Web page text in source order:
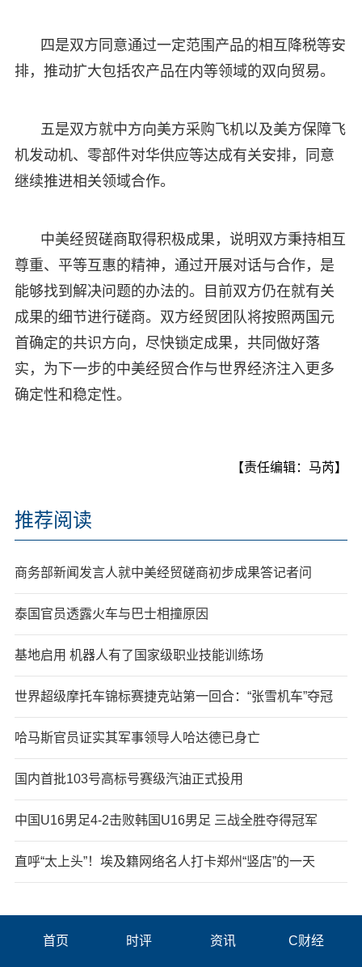
四是双方同意通过一定范围产品的相互降税等安
排，推动扩大包括农产品在内等领域的双向贸易。
五是双方就中方向美方采购飞机以及美方保障飞
机发动机、零部件对华供应等达成有关安排，同意
继续推进相关领域合作。
中美经贸磋商取得积极成果，说明双方秉持相互
尊重、平等互惠的精神，通过开展对话与合作，是
能够找到解决问题的办法的。目前双方仍在就有关
成果的细节进行磋商。双方经贸团队将按照两国元
首确定的共识方向，尽快锁定成果，共同做好落
实，为下一步的中美经贸合作与世界经济注入更多
确定性和稳定性。
【责任编辑：马芮】
推荐阅读
商务部新闻发言人就中美经贸磋商初步成果答记者问
泰国官员透露火车与巴士相撞原因
基地启用 机器人有了国家级职业技能训练场
世界超级摩托车锦标赛捷克站第一回合：“张雪机车”夺冠
哈马斯官员证实其军事领导人哈达德已身亡
国内首批103号高标号赛级汽油正式投用
中国U16男足4-2击败韩国U16男足 三战全胜夺得冠军
直呼“太上头”！埃及籍网络名人打卡郑州“竖店”的一天
首页 时评 资讯 C财经